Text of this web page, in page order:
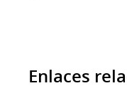
Enlaces